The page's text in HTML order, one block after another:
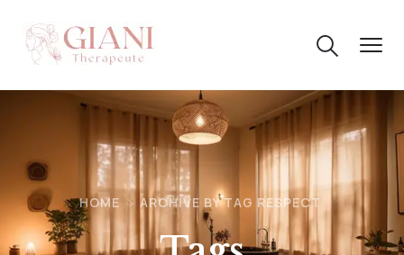
HOME ARCHIVE BY TAG RESPECT